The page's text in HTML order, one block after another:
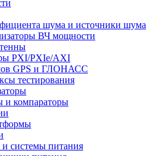
шума и источники шума
ВЧ мощности
PXI/PXIe/AXI
GPS и ГЛОНАСС
тестирования
и компараторы
системы питания